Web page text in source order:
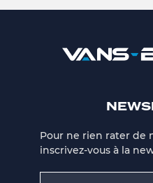
Pour ne rien rater de
inscrivez-vous à la